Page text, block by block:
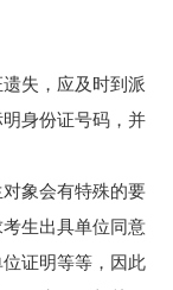
失，应及时到派
身份证号码，并
象会有特殊的要
生出具单位同意
证明等等，因此